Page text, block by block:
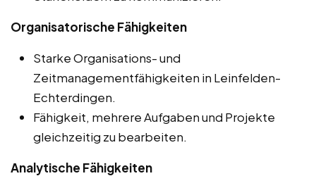
Organisatorische Fähigkeiten
Starke Organisations- und
Zeitmanagementfähigkeiten in Leinfelden-
Echterdingen.
Fähigkeit, mehrere Aufgaben und Projekte
gleichzeitig zu bearbeiten.
Analytische Fähigkeiten